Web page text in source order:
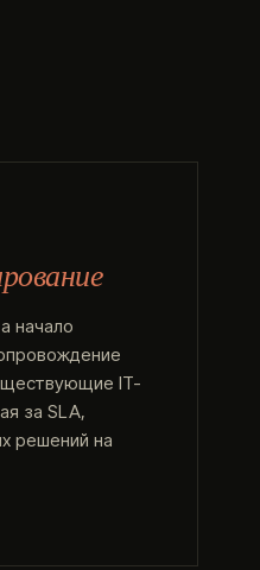
начало
IT-
за SLA,
решений на